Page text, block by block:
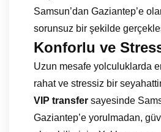
Samsun’dan Gaziantep’e
sorunsuz bir şekilde
Konforlu ve
Uzun mesafe yolculuklarda
rahat ve stressiz bir
VIP transfer sayesinde
Gaziantep’e yorulmadan,